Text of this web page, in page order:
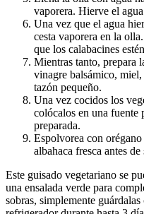
vaporera. Hierve el
Una vez que el agua
cesta vaporera en la
que los calabacines
Mientras tanto, prepara
vinagre balsámico,
tazón pequeño.
Una vez cocidos los
colócalos en una fuente
preparada.
Espolvorea con
albahaca fresca antes de
Este guisado vegetariano se
una ensalada verde para
sobras, simplemente